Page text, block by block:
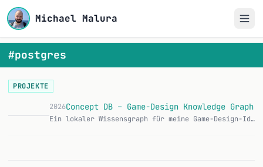
Michael Malura
#postgres
PROJEKTE
2026Concept DB – Game-Design Knowledge Graph
Ein lokaler Wissensgraph für meine Game-Design-Ideen. Konzepte, Mechaniken und Monetarisierungs-Muster landen als verknüpfte Knoten in einer Graph-Datenbank, we…